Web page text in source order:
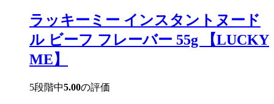
イ
ン
ス
タ
ン
ト
ン
シ
ラッキーミー インスタントヌード
ル ビーフ フレーバー 55g 【LUCKY
ME】
5段階中5.00の評価